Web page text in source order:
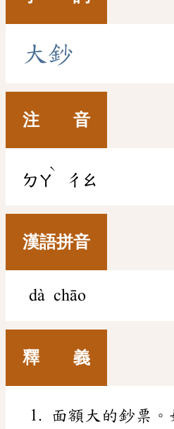
大 鈔
注 音
ㄉㄚ
ˋ
ㄔㄠ
漢語拼音
dà chāo
釋 義
面額大的鈔票